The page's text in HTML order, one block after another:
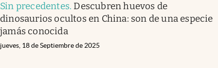
Sin precedentes. Descubren huevos de
dinosaurios ocultos en China: son de una especie
jamás conocida
jueves, 18 de Septiembre de 2025